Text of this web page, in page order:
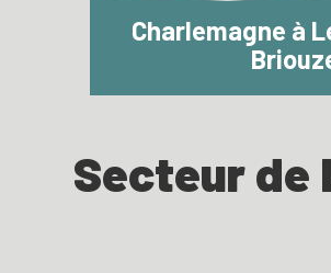
Charlemagne à
Secteur de